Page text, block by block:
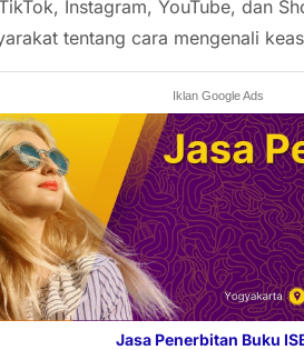
Instagram, YouTube, dan
tentang cara mengenali
Iklan Google Ads
Jasa Penerbitan Buku